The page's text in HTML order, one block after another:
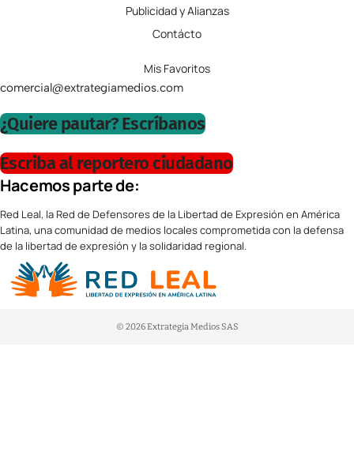
Publicidad y Alianzas
Contácto
Mis Favoritos
comercial@extrategiamedios.com
¿Quiere pautar? Escríbanos
Escriba al reportero ciudadano
Hacemos parte de:
Red Leal, la Red de Defensores de la Libertad de Expresión en América
Latina, una comunidad de medios locales comprometida con la defensa
de la libertad de expresión y la solidaridad regional.
© 2026 Extrategia Medios SAS